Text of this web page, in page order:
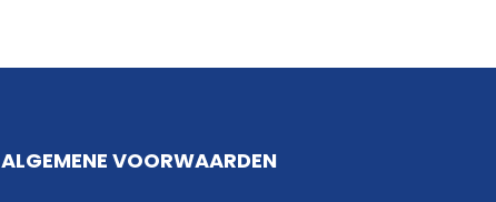
ALGEMENE VOORWAARDEN